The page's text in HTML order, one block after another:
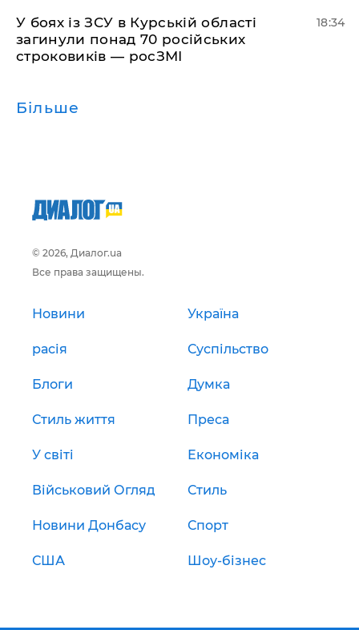
​У боях із ЗСУ в Курській області
загинули понад 70 російських
строковиків — росЗМІ
18:34
Більше
© 2026, Диалог.ua
Все права защищены.
Новини Україна
расія Суспільство
Блоги Думка
Стиль життя Преса
У світі Економіка
Військовий Огляд Стиль
Новини Донбасу Спорт
США Шоу-бізнес